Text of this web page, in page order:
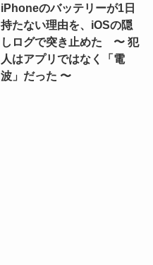
iPhoneのバッテリーが1日
持たない理由を、iOSの隠
しログで突き止めた 〜 犯
人はアプリではなく「電
波」だった 〜